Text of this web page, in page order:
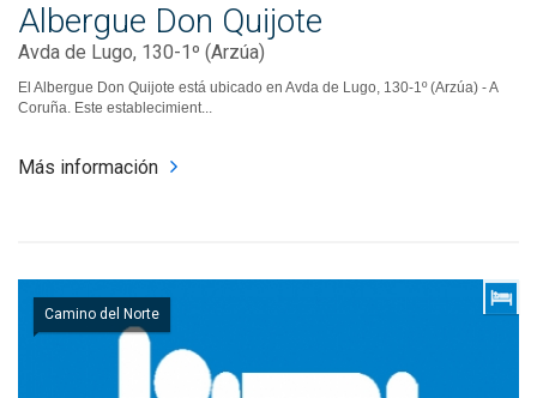
Albergue Don Quijote
Avda de Lugo, 130-1º (Arzúa)
El Albergue Don Quijote está ubicado en Avda de Lugo, 130-1º (Arzúa) - A
Coruña. Este establecimient...
Más información
Camino del Norte